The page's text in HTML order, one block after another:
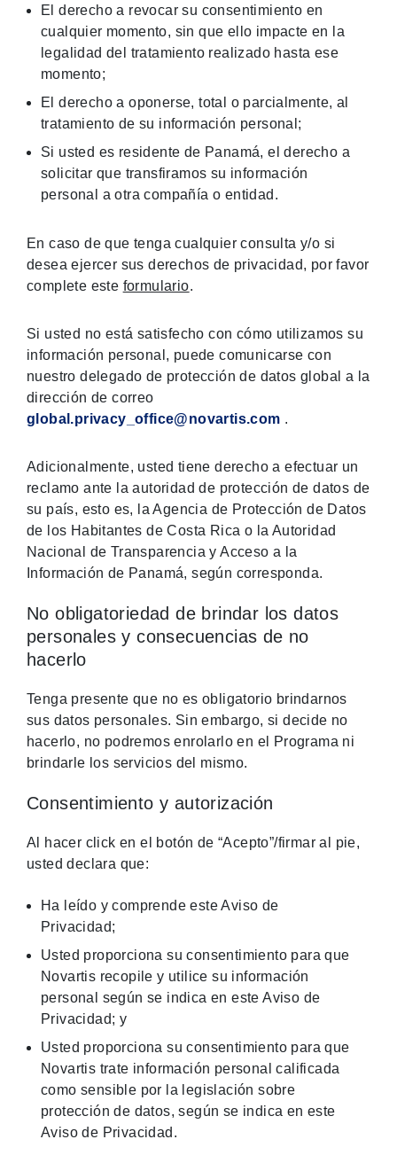
El derecho a revocar su consentimiento en
cualquier momento, sin que ello impacte en la
legalidad del tratamiento realizado hasta ese
momento;
El derecho a oponerse, total o parcialmente, al
tratamiento de su información personal;
Si usted es residente de Panamá, el derecho a
solicitar que transfiramos su información
personal a otra compañía o entidad.
En caso de que tenga cualquier consulta y/o si
desea ejercer sus derechos de privacidad, por favor
complete este formulario.
Si usted no está satisfecho con cómo utilizamos su
información personal, puede comunicarse con
nuestro delegado de protección de datos global a la
dirección de correo
global.privacy_office@novartis.com .
Adicionalmente, usted tiene derecho a efectuar un
reclamo ante la autoridad de protección de datos de
su país, esto es, la Agencia de Protección de Datos
de los Habitantes de Costa Rica o la Autoridad
Nacional de Transparencia y Acceso a la
Información de Panamá, según corresponda.
No obligatoriedad de brindar los datos
personales y consecuencias de no
hacerlo
Tenga presente que no es obligatorio brindarnos
sus datos personales. Sin embargo, si decide no
hacerlo, no podremos enrolarlo en el Programa ni
brindarle los servicios del mismo.
Consentimiento y autorización
Al hacer click en el botón de “Acepto”/firmar al pie,
usted declara que:
Ha leído y comprende este Aviso de
Privacidad;
Usted proporciona su consentimiento para que
Novartis recopile y utilice su información
personal según se indica en este Aviso de
Privacidad; y
Usted proporciona su consentimiento para que
Novartis trate información personal calificada
como sensible por la legislación sobre
protección de datos, según se indica en este
Aviso de Privacidad.